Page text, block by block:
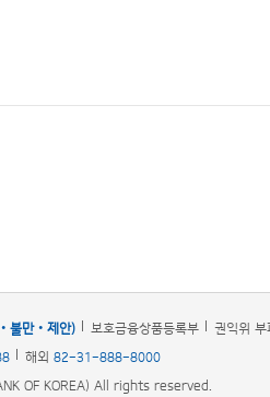
‧불만‧제안) 보호금융상품등록부
권익위
해외 82-31-888-8000
OF KOREA) All rights reserved.